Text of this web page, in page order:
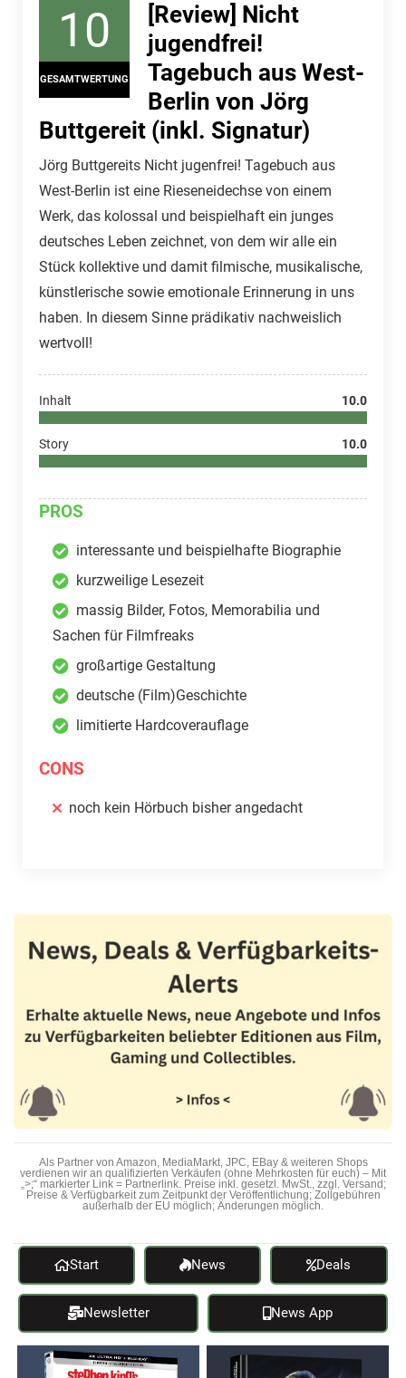
10
GESAMTWERTUNG
[Review] Nicht
jugendfrei!
Tagebuch aus West-
Berlin von Jörg
Buttgereit (inkl. Signatur)
Jörg Buttgereits Nicht jugenfrei! Tagebuch aus
West-Berlin ist eine Rieseneidechse von einem
Werk, das kolossal und beispielhaft ein junges
deutsches Leben zeichnet, von dem wir alle ein
Stück kollektive und damit filmische, musikalische,
künstlerische sowie emotionale Erinnerung in uns
haben. In diesem Sinne prädikativ nachweislich
wertvoll!
Inhalt 10.0
Story 10.0
PROS
interessante und beispielhafte Biographie
kurzweilige Lesezeit
massig Bilder, Fotos, Memorabilia und
Sachen für Filmfreaks
großartige Gestaltung
deutsche (Film)Geschichte
limitierte Hardcoverauflage
CONS
noch kein Hörbuch bisher angedacht
Als Partner von Amazon, MediaMarkt, JPC, EBay & weiteren Shops
verdienen wir an qualifizierten Verkäufen (ohne Mehrkosten für euch) – Mit
„>;“ markierter Link = Partnerlink. Preise inkl. gesetzl. MwSt., zzgl. Versand;
Preise & Verfügbarkeit zum Zeitpunkt der Veröffentlichung; Zollgebühren
außerhalb der EU möglich; Änderungen möglich.
Start News Deals
Newsletter News App